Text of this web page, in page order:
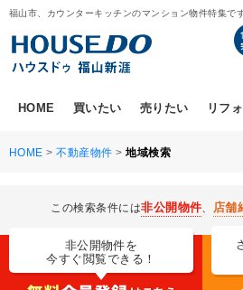
福山市、カウンターキッチンのマンション物件特集です
HOME 買いたい 売りたい リフ
HOME >不動産物件 >地域検索
この検索条件には非公開物件、 店舗
非公開物件を
今すぐ閲覧できる！